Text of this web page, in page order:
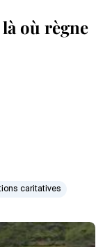
où règne
caritatives